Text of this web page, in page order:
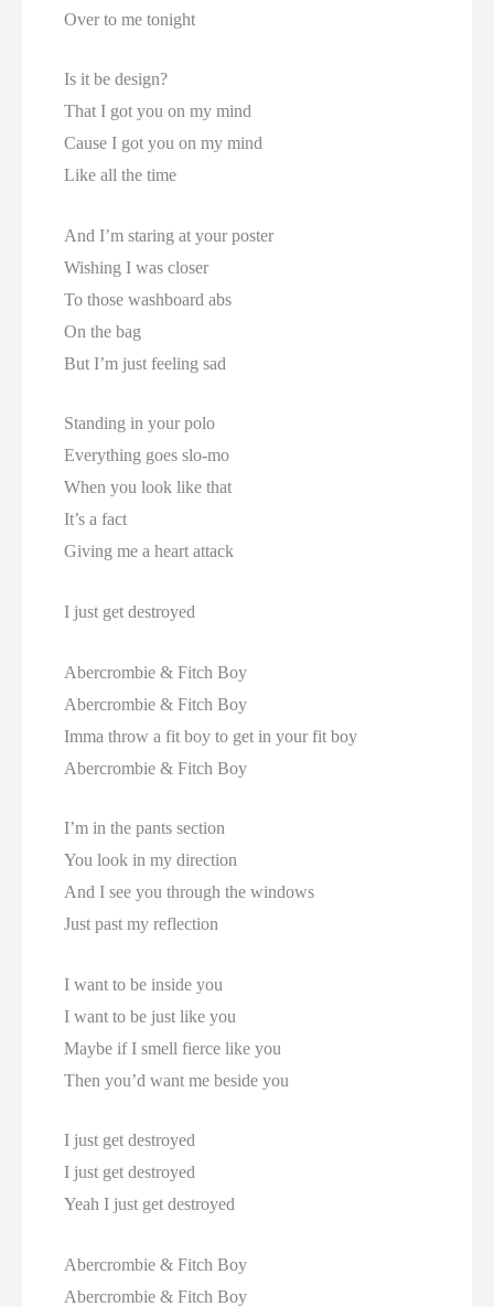
Over to me tonight
Is it be design?
That I got you on my mind
Cause I got you on my mind
Like all the time
And I’m staring at your poster
Wishing I was closer
To those washboard abs
On the bag
But I’m just feeling sad
Standing in your polo
Everything goes slo-mo
When you look like that
It’s a fact
Giving me a heart attack
I just get destroyed
Abercrombie & Fitch Boy
Abercrombie & Fitch Boy
Imma throw a fit boy to get in your fit boy
Abercrombie & Fitch Boy
I’m in the pants section
You look in my direction
And I see you through the windows
Just past my reflection
I want to be inside you
I want to be just like you
Maybe if I smell fierce like you
Then you’d want me beside you
I just get destroyed
I just get destroyed
Yeah I just get destroyed
Abercrombie & Fitch Boy
Abercrombie & Fitch Boy